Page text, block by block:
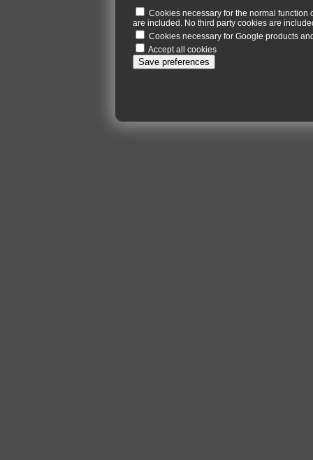
Cookies necessary for the normal
are included. No third party cookies are
Cookies necessary for Google products
Accept all cookies
Save preferences